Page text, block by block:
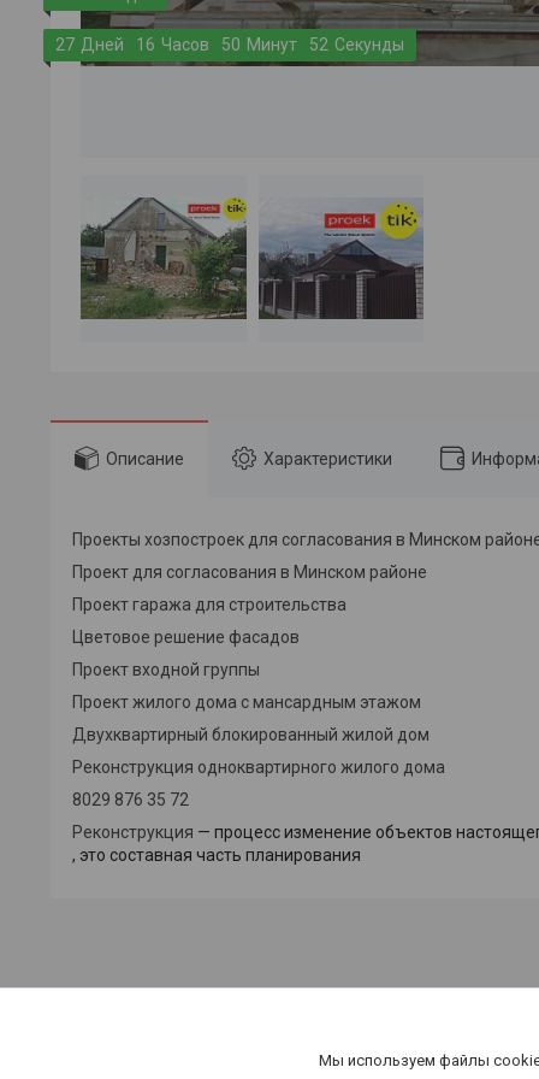
27 Дней 1 6 Часов 50 Минут 51 Секунда
Описание Характеристики
Проекты хозпостроек для согласования в Минском
Проект для согласования в Минском районе
Проект гаража для строительства
Цветовое решение фасадов
Проект входной группы
Проект жилого дома с мансардным этажом
Двухквартирный блокированный жилой дом
Реконструкция одноквартирного жилого дома
8029 876 35 72
Реконструкция — процессизменение объектов
, это составная часть планирования
Мы используем файлы